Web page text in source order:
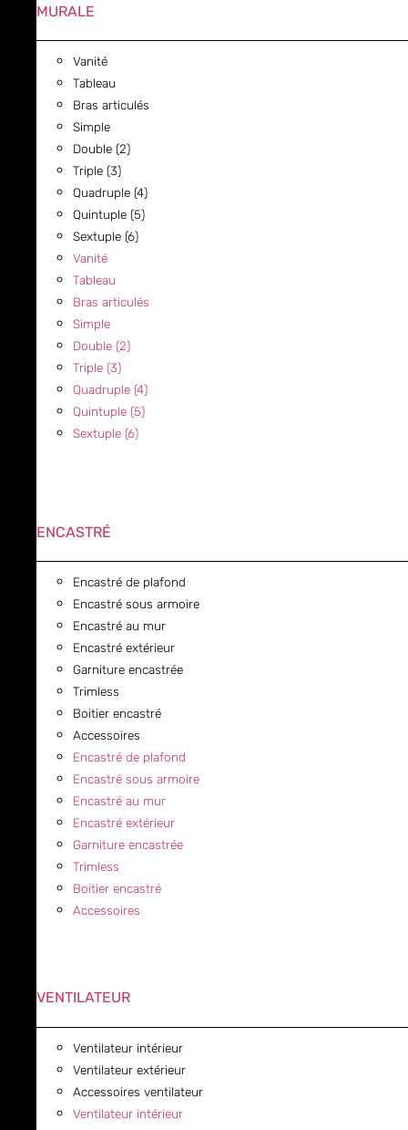
MURALE
Vanité
Tableau
Bras articulés
Simple
Double (2)
Triple (3)
Quadruple (4)
Quintuple (5)
Sextuple (6)
Vanité
Tableau
Bras articulés
Simple
Double (2)
Triple (3)
Quadruple (4)
Quintuple (5)
Sextuple (6)
ENCASTRÉ
Encastré de plafond
Encastré sous armoire
Encastré au mur
Encastré extérieur
Garniture encastrée
Trimless
Boitier encastré
Accessoires
Encastré de plafond
Encastré sous armoire
Encastré au mur
Encastré extérieur
Garniture encastrée
Trimless
Boitier encastré
Accessoires
VENTILATEUR
Ventilateur intérieur
Ventilateur extérieur
Accessoires ventilateur
Ventilateur intérieur